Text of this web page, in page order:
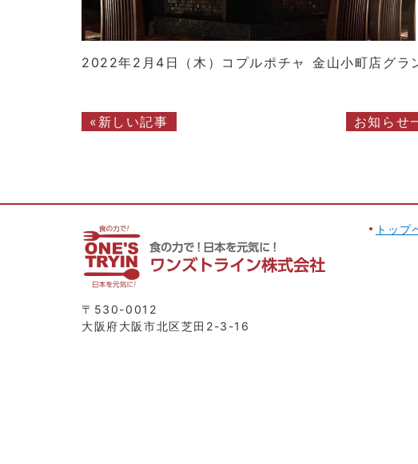
2022年2月4日（木）コプルポチャ 金山小町店グラ
«新しい記事 お知らせ
〒530-0012
大阪府大阪市北区芝田2-3-16
トップ